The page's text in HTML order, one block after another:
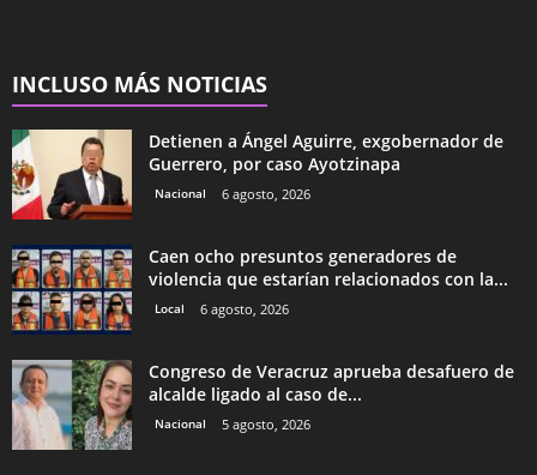
INCLUSO MÁS NOTICIAS
Detienen a Ángel Aguirre, exgobernador de
Guerrero, por caso Ayotzinapa
Nacional 6 agosto, 2026
Caen ocho presuntos generadores de
violencia que estarían relacionados con la...
Local 6 agosto, 2026
Congreso de Veracruz aprueba desafuero de
alcalde ligado al caso de...
Nacional 5 agosto, 2026